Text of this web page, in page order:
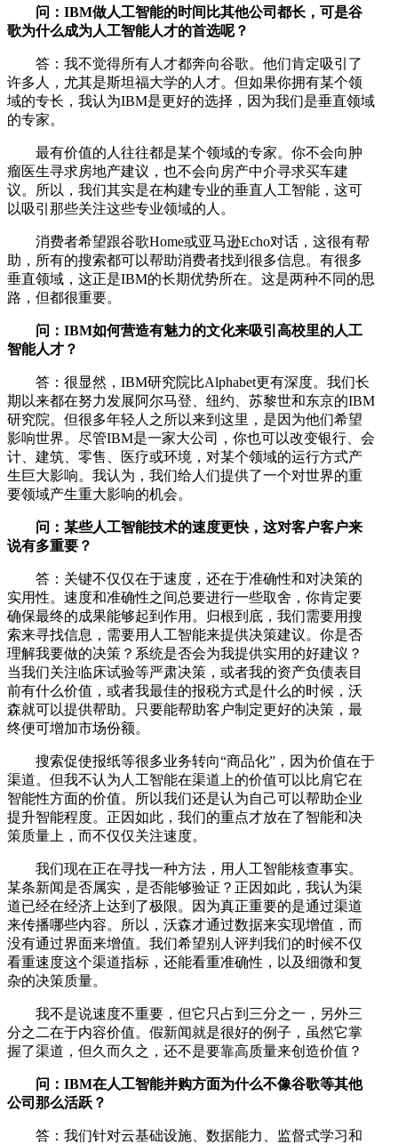
问：IBM做人工智能的时间比其他公司都长，可是谷
歌为什么成为人工智能人才的首选呢？
答：我不觉得所有人才都奔向谷歌。他们肯定吸引了
许多人，尤其是斯坦福大学的人才。但如果你拥有某个领
域的专长，我认为IBM是更好的选择，因为我们是垂直领域
的专家。
最有价值的人往往都是某个领域的专家。你不会向肿
瘤医生寻求房地产建议，也不会向房产中介寻求买车建
议。所以，我们其实是在构建专业的垂直人工智能，这可
以吸引那些关注这些专业领域的人。
消费者希望跟谷歌Home或亚马逊Echo对话，这很有帮
助，所有的搜索都可以帮助消费者找到很多信息。有很多
垂直领域，这正是IBM的长期优势所在。这是两种不同的思
路，但都很重要。
问：IBM如何营造有魅力的文化来吸引高校里的人工
智能人才？
答：很显然，IBM研究院比Alphabet更有深度。我们长
期以来都在努力发展阿尔马登、纽约、苏黎世和东京的IBM
研究院。但很多年轻人之所以来到这里，是因为他们希望
影响世界。尽管IBM是一家大公司，你也可以改变银行、会
计、建筑、零售、医疗或环境，对某个领域的运行方式产
生巨大影响。我认为，我们给人们提供了一个对世界的重
要领域产生重大影响的机会。
问：某些人工智能技术的速度更快，这对客户客户来
说有多重要？
答：关键不仅仅在于速度，还在于准确性和对决策的
实用性。速度和准确性之间总要进行一些取舍，你肯定要
确保最终的成果能够起到作用。归根到底，我们需要用搜
索来寻找信息，需要用人工智能来提供决策建议。你是否
理解我要做的决策？系统是否会为我提供实用的好建议？
当我们关注临床试验等严肃决策，或者我的资产负债表目
前有什么价值，或者我最佳的报税方式是什么的时候，沃
森就可以提供帮助。只要能帮助客户制定更好的决策，最
终便可增加市场份额。
搜索促使报纸等很多业务转向“商品化”，因为价值在于
渠道。但我不认为人工智能在渠道上的价值可以比肩它在
智能性方面的价值。所以我们还是认为自己可以帮助企业
提升智能程度。正因如此，我们的重点才放在了智能和决
策质量上，而不仅仅关注速度。
我们现在正在寻找一种方法，用人工智能核查事实。
某条新闻是否属实，是否能够验证？正因如此，我认为渠
道已经在经济上达到了极限。因为真正重要的是通过渠道
来传播哪些内容。所以，沃森才通过数据来实现增值，而
没有通过界面来增值。我们希望别人评判我们的时候不仅
看重速度这个渠道指标，还能看重准确性，以及细微和复
杂的决策质量。
我不是说速度不重要，但它只占到三分之一，另外三
分之二在于内容价值。假新闻就是很好的例子，虽然它掌
握了渠道，但久而久之，还不是要靠高质量来创造价值？
问：IBM在人工智能并购方面为什么不像谷歌等其他
公司那么活跃？
答：我们针对云基础设施、数据能力、监督式学习和